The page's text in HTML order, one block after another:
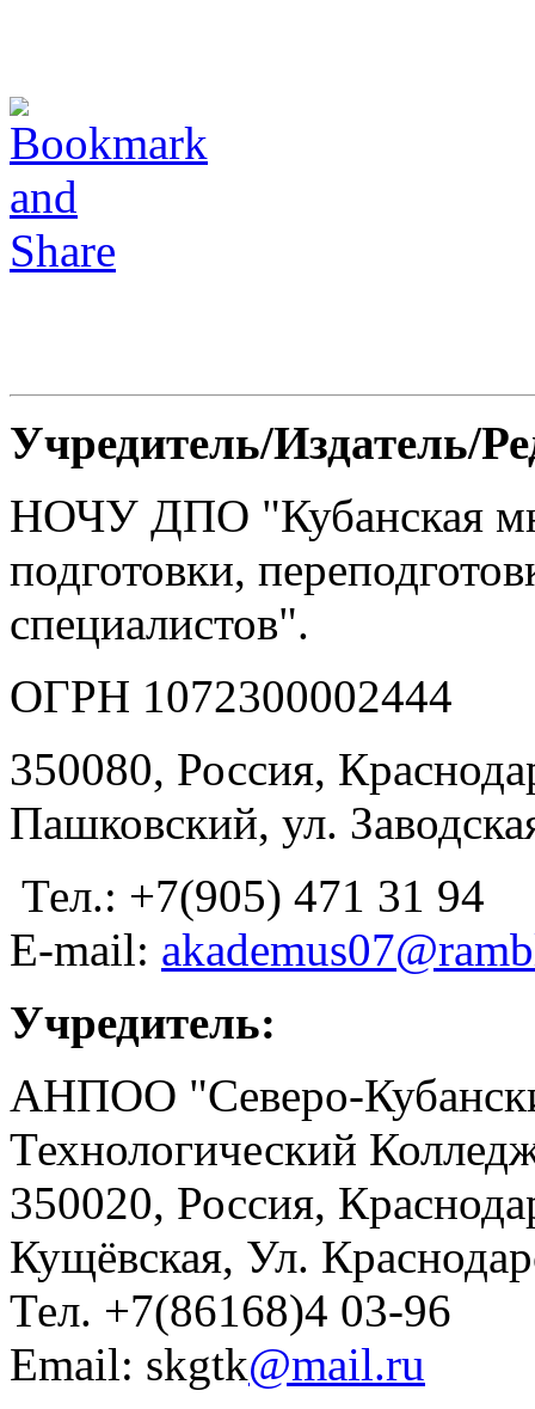
Учредитель/Издатель/
НОЧУ ДПО "Кубанская
подготовки,
специалистов".
ОГРН 1072300002444
350080, Россия,
Пашковский, ул.
Тел.: +7(905) 471 31 94
E-mail:
Учредитель:
АНПОО "Северо-
Технологический
350020, Россия,
Кущёвская, Ул.
Тел. +7(86168)4 03-96
Email: skgtk@mail.ru